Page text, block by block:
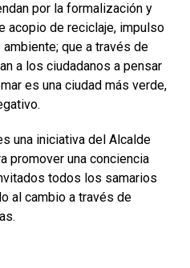
por la formalización y
acopio de reciclaje, impulso
que a través de
a los ciudadanos a pensar
es una ciudad más verde,
una iniciativa del Alcalde
promover una conciencia
todos los samarios
al cambio a través de